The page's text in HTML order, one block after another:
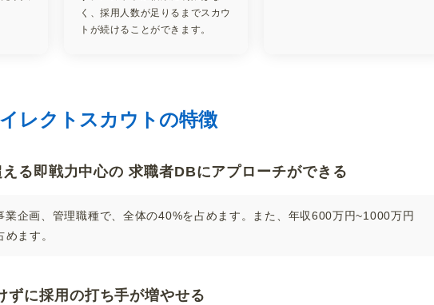
く、採用人数が足りるまでスカウ
トが続けることができます。
レクトスカウトの特徴
る即戦力中心の 求職者DBにアプローチができる
業企画、管理職種で、全体の40%を占めます。また、年収600万円~1000万円
ます。
ずに採用の打ち手が増やせる